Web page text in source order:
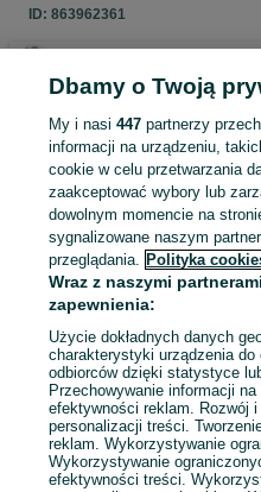
ID: 863962361
Zaloguj się lub załóż konto
sprzedającym
Zaloguj się / Załóż konto
Zadzwoń / SMS
Dbamy o Twoją
My i nasi447 partnerzy
informacji na urządzeniu,
cookie w celu przetwarzania
zaakceptować wybory lub
dowolnym momencie na
sygnalizowane naszym
przeglądania. Polityka
Wraz z naszymi
zapewnienia:
Użycie dokładnych danych
charakterystyki urządzenia
odbiorców dzięki statystyce
Przechowywanie informacji
efektywności reklam. Rozwój
personalizacji treści.
reklam. Wykorzystywanie
Wykorzystywanie
efektywności treści.